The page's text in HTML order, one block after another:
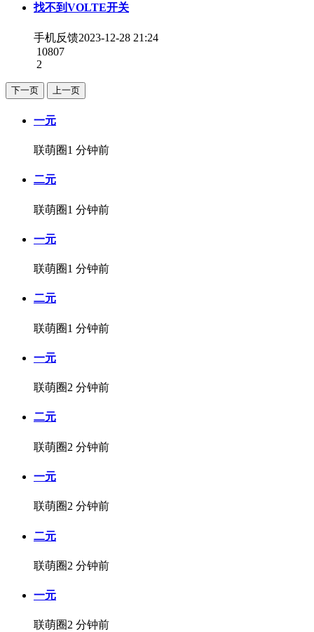
找不到VOLTE开关
手机反馈2023-12-28 21:24
10807
2
下一页 上一页
一元
联萌圈1 分钟前
二元
联萌圈1 分钟前
一元
联萌圈1 分钟前
二元
联萌圈1 分钟前
一元
联萌圈2 分钟前
二元
联萌圈2 分钟前
一元
联萌圈2 分钟前
二元
联萌圈2 分钟前
一元
联萌圈2 分钟前